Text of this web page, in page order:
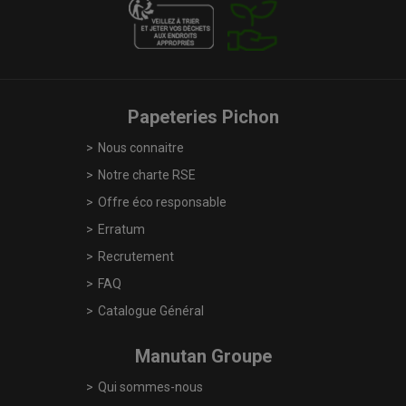
Papeteries Pichon
Nous connaitre
Notre charte RSE
Offre éco responsable
Erratum
Recrutement
FAQ
Catalogue Général
Manutan Groupe
Qui sommes-nous